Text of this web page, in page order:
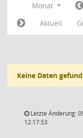
Monat
Aktuell
Keine Daten
Letzte Änderung:
12:17:53